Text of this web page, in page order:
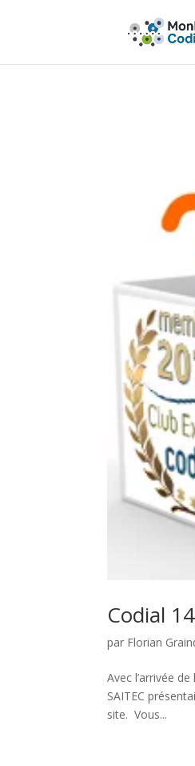
Codial
par Florian
Avec l’arrivée
SAITEC
site. Vous...